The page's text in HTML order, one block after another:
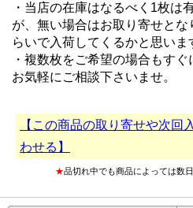
・当店の在庫はなるべく1枚は
が、無い場合はお取り寄せとな
らいで入荷してくるかと思いま
・複数枚をご希望の場合もす
お気軽にご相談下さいませ。
【この商品の取り寄せや次回
わせる】
★品切れ中でも商品によっては数